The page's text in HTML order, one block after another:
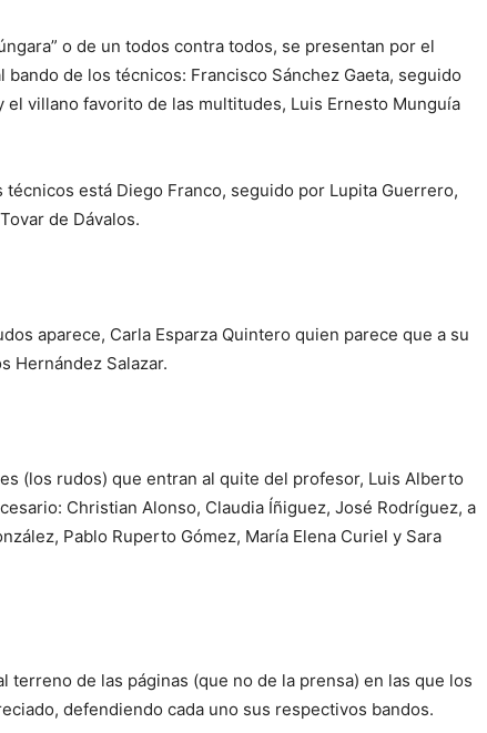
o de un todos contra todos, se presentan por el
de los técnicos: Francisco Sánchez Gaeta, seguido
el villano favorito de las multitudes, Luis Ernesto Munguía
técnicos está Diego Franco, seguido por Lupita Guerrero,
de Dávalos.
aparece, Carla Esparza Quintero quien parece que a su
Hernández Salazar.
(los rudos) que entran al quite del profesor, Luis Alberto
Christian Alonso, Claudia Íñiguez, José Rodríguez, a
Pablo Ruperto Gómez, María Elena Curiel y Sara
terreno de las páginas (que no de la prensa) en las que los
defendiendo cada uno sus respectivos bandos.